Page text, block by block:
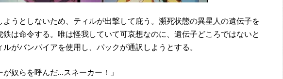
ようとしないため、ティルが出撃して庇う。瀕死状態の異星人の遺伝子を
鉄は命令する。唯は怪我していて可哀想なのに、遺伝子どころではないと
ルがバンパイアを使用し、パックが通訳しようとする。
が奴らを呼んだ…スネーカー！」